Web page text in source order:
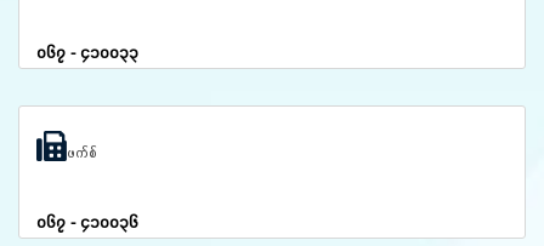
၀၆၇ - ၄၁၀၀၃၃
ဖက်စ်
၀၆၇ - ၄၁၀၀၃၆